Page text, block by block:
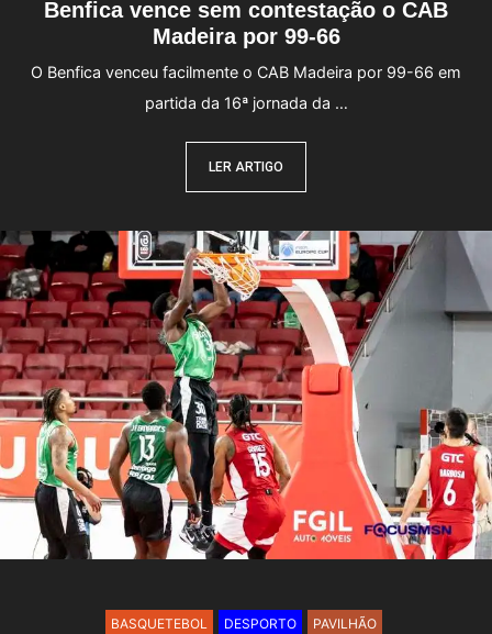
Benfica vence sem contestação o CAB
Madeira por 99-66
O Benfica venceu facilmente o CAB Madeira por 99-66 em
partida da 16ª jornada da …
LER ARTIGO
BASQUETEBOL DESPORTO PAVILHÃO